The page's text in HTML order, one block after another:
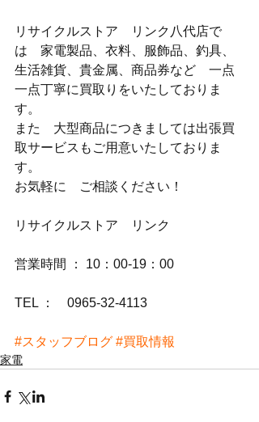
リサイクルストア　リンク八代店で
は　家電製品、衣料、服飾品、釣具、
生活雑貨、貴金属、商品券など　一点
一点丁寧に買取りをいたしておりま
す。
また　大型商品につきましては出張買
取サービスもご用意いたしておりま
す。
お気軽に　ご相談ください！
リサイクルストア　リンク
営業時間 ： 10：00-19：00
TEL ：　0965-32-4113
#スタッフブログ #買取情報
家電